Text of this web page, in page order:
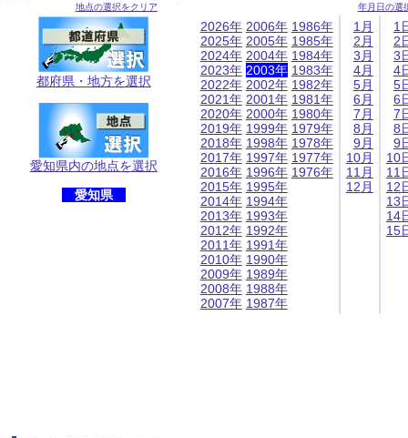
地点の選択をクリア
都府県・地方を選択
愛知県内の地点を選択
愛知県
年月日の選
2026年
2025年
2024年
2023年
2022年
2021年
2020年
2019年
2018年
2017年
2016年
2015年
2014年
2013年
2012年
2011年
2010年
2009年
2008年
2007年
2006年
2005年
2004年
2003年
2002年
2001年
2000年
1999年
1998年
1997年
1996年
1995年
1994年
1993年
1992年
1991年
1990年
1989年
1988年
1987年
1986年
1985年
1984年
1983年
1982年
1981年
1980年
1979年
1978年
1977年
1976年
1月
2月
3月
4月
5月
6月
7月
8月
9月
10月
11月
12月
1
2
3
4
5
6
7
8
9
10
11
12
13
14
15